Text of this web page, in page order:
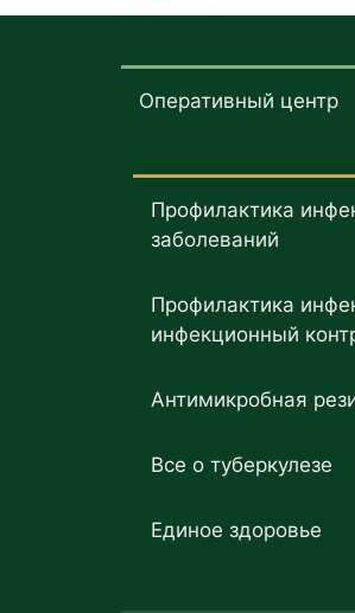
Оперативный центр
Профилактика
заболеваний
Профилактика
инфекционный
Антимикробная
Все о туберкулезе
Единое здоровье